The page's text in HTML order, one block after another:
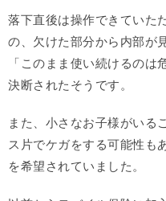
落下直後は操作できていた
の、欠けた部分から内部が
「このまま使い続けるの
決断されたそうです。
また、小さなお子様がいる
ス片でケガをする可能性も
を希望されていました。